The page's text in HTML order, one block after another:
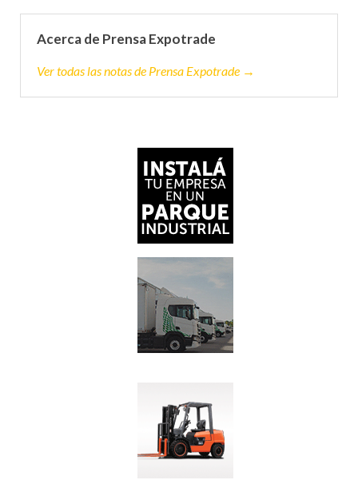
Acerca de Prensa Expotrade
Ver todas las notas de Prensa Expotrade →